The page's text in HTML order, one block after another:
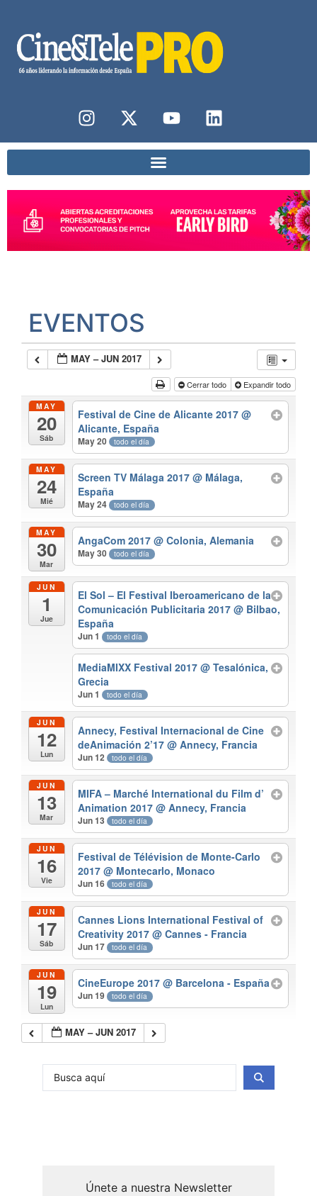
EVENTOS
MAY – JUN 2017
Cerrar todo Expandir todo
MAY
20
Sáb
Festival de Cine de Alicante 2017@
Alicante, España
May 20 todo el día
MAY
24
Mié
Screen TV Málaga 2017@ Málaga,
España
May 24 todo el día
MAY
30
Mar
AngaCom 2017@ Colonia, Alemania
May 30 todo el día
JUN
1
Jue
El Sol – El Festival Iberoamericano de la
Comunicación Publicitaria 2017@ Bilbao,
España
Jun 1 todo el día
MediaMIXX Festival 2017@ Tesalónica,
Grecia
Jun 1 todo el día
JUN
12
Lun
Annecy, Festival Internacional de Cine
deAnimación 2’17@ Annecy, Francia
Jun 12 todo el día
JUN
13
Mar
MIFA – Marché International du Film d’
Animation 2017@ Annecy, Francia
Jun 13 todo el día
JUN
16
Vie
Festival de Télévision de Monte-Carlo
2017@ Montecarlo, Monaco
Jun 16 todo el día
JUN
17
Sáb
Cannes Lions International Festival of
Creativity 2017@ Cannes - Francia
Jun 17 todo el día
JUN
19
Lun
CineEurope 2017@ Barcelona - España
Jun 19 todo el día
MAY – JUN 2017
Únete a nuestra Newsletter